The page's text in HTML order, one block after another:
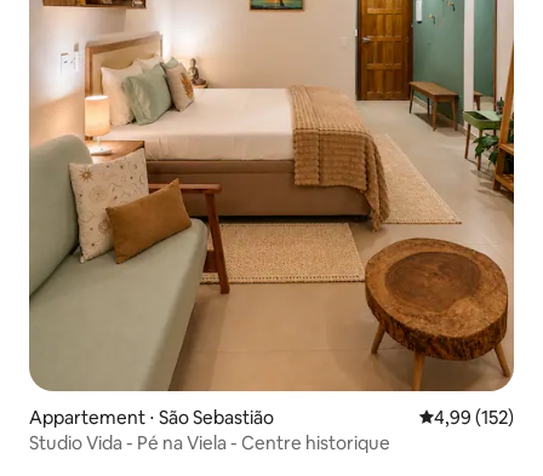
Appartement ⋅ São Sebastião Évaluation
4,99 (152)
Studio Vida - Pé na Viela - Centre historique